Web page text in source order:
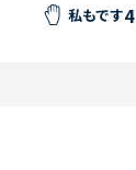
私もです4